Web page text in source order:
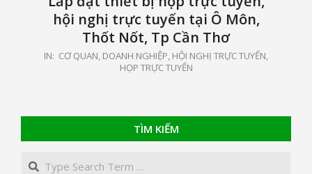
hội nghị trực tuyến tại Ô Môn,
Thốt Nốt, Tp Cần Thơ
2025-
IN: CƠ QUAN, DOANH NGHIỆP, HỘI NGHỊ TRỰC TUYẾN,
HỌP TRỰC TUYẾN
TÌM KIẾM
Search